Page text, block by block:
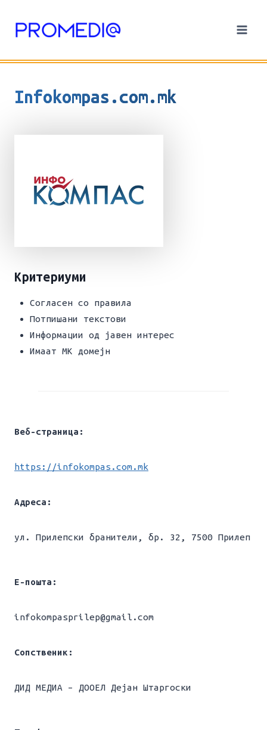
content
Infokompas.com.mk
Критериуми
Согласен со правила
Потпишани текстови
Информации од јавен интерес
Имаат МК домејн
Веб-страница:
https://infokompas.com.mk
Адреса:
ул. Прилепски бранители, бр. 32, 7500 Прилеп
Е-пошта:
infokompasprilep@gmail.com
Сопственик:
ДИД МЕДИА – ДООЕЛ Дејан Штаргоски